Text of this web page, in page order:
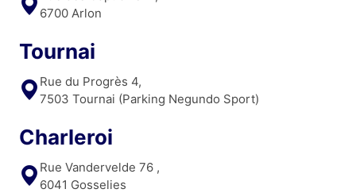
6700 Arlon
Tournai
Rue du Progrès 4,
7503 Tournai (Parking Negundo Sport)
Charleroi
Rue Vandervelde 76 ,
6041 Gosselies